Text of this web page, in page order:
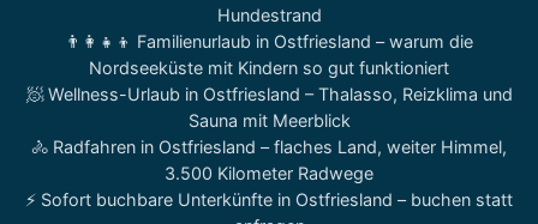
Hundestrand
👨‍👩‍👧‍👦 Familienurlaub in Ostfriesland – warum die
Nordseeküste mit Kindern so gut funktioniert
🧖 Wellness-Urlaub in Ostfriesland – Thalasso, Reizklima und
Sauna mit Meerblick
🚴 Radfahren in Ostfriesland – flaches Land, weiter Himmel,
3.500 Kilometer Radwege
⚡ Sofort buchbare Unterkünfte in Ostfriesland – buchen statt